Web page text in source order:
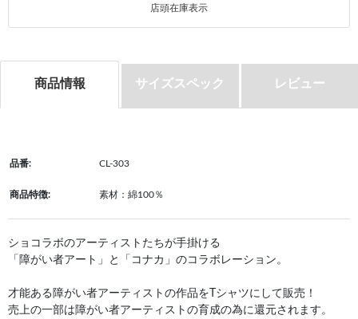
店頭在庫表示
商品情報 サイズスペック レビュー
品番: CL-303
商品特徴: 素材：綿100％
ショコラボのアーティストたちが手掛ける
「障がい者アート」と「コナカ」のコラボレーション。
才能ある障がい者アーティストの作品をTシャツにして販売！
売上の一部は障がい者アーティストの育成の為に還元されます。